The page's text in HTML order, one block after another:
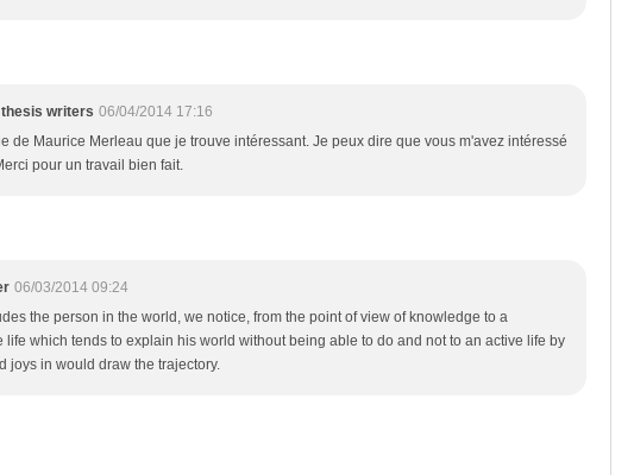
writers 06/04/2014 17:16
de Maurice Merleau que je trouve intéressant. Je peux dire que vous m'avez intéressé
pour un travail bien fait.
06/03/2014 09:24
the person in the world, we notice, from the point of view of knowledge to a
life which tends to explain his world without being able to do and not to an active life by
joys in would draw the trajectory.